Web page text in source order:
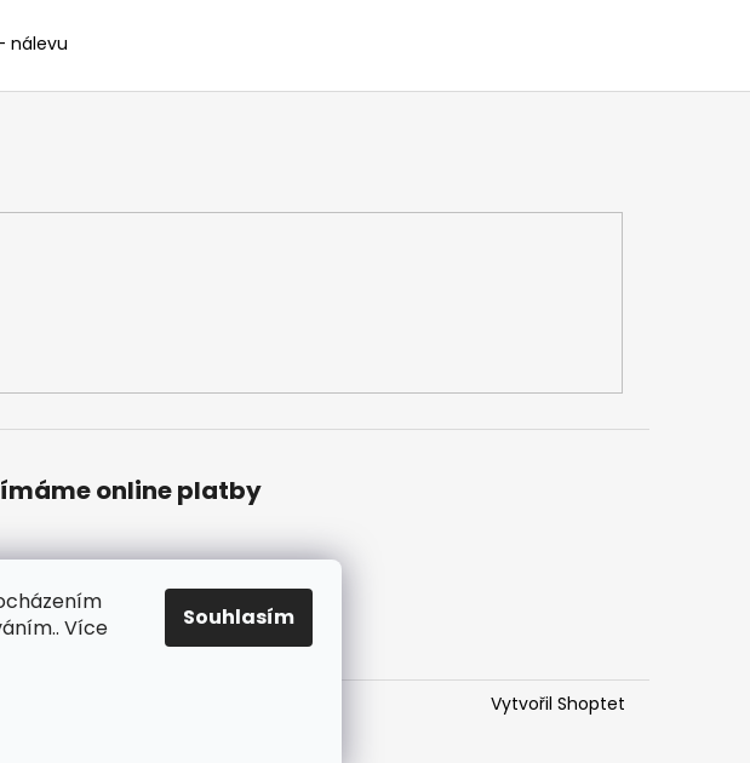
Více
Souhlasím
nálevu
online platby
Vytvořil Shoptet